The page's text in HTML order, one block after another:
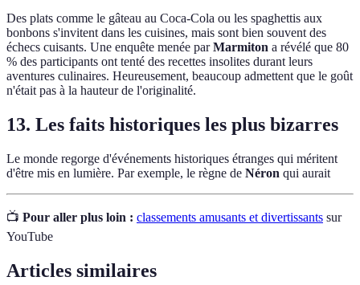
Des plats comme le gâteau au Coca-Cola ou les spaghettis aux
bonbons s'invitent dans les cuisines, mais sont bien souvent des
échecs cuisants. Une enquête menée parMarmiton a révélé que 80
% des participants ont tenté des recettes insolites durant leurs
aventures culinaires. Heureusement, beaucoup admettent que le goût
n'était pas à la hauteur de l'originalité.
13. Les faits historiques les plus bizarres
Le monde regorge d'événements historiques étranges qui méritent
d'être mis en lumière. Par exemple, le règne de Néron qui aurait
📺 Pour aller plus loin : classements amusants et divertissants sur
YouTube
Articles similaires